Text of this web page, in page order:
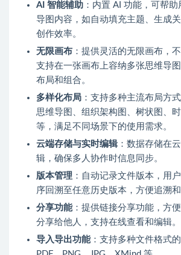
AI 智能辅助 ：内置 AI 功能，可帮
导图内容，如自动填充主题、生成
创作效率。
无限画布 ：提供灵活的无限画布，
支持在一张画布上容纳多张思维导
布局和组合。
多样化布局 ：支持多种主流布局方
思维导图、组织架构图、树状图、
等，满足不同场景下的使用需求。
云端存储与实时编辑：数据存储在
辑，确保多人协作时信息同步。
版本管理 ：自动记录文件版本，用
序回溯至任意历史版本，方便追溯和
分享功能：提供链接分享功能，方
分享给他人，支持在线查看和编辑。
导入导出功能：支持多种文件格式